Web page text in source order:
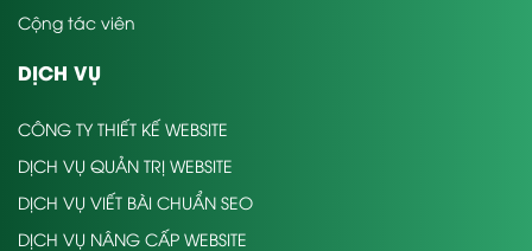
Cộng tác viên
DỊCH VỤ
CÔNG TY THIẾT KẾ WEBSITE
DỊCH VỤ QUẢN TRỊ WEBSITE
DỊCH VỤ VIẾT BÀI CHUẨN SEO
DỊCH VỤ NÂNG CẤP WEBSITE